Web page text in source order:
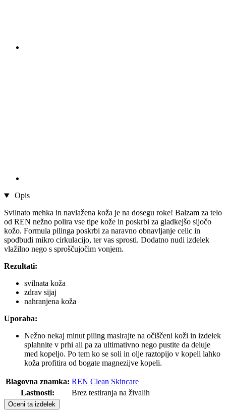
Opis
Svilnato mehka in navlažena koža je na dosegu roke! Balzam za telo
od REN nežno polira vse tipe kože in poskrbi za gladkejšo sijočo
kožo. Formula pilinga poskrbi za naravno obnavljanje celic in
spodbudi mikro cirkulacijo, ter vas sprosti. Dodatno nudi izdelek
vlažilno nego s sproščujočim vonjem.
Rezultati:
svilnata koža
zdrav sijaj
nahranjena koža
Uporaba:
Nežno nekaj minut piling masirajte na očiščeni koži in izdelek
splahnite v prhi ali pa za ultimativno nego pustite da deluje
med kopeljo. Po tem ko se soli in olje raztopijo v kopeli lahko
koža profitira od bogate magnezijve kopeli.
Blagovna znamka: REN Clean Skincare
Lastnosti:
Brez testiranja na živalih
Oceni ta izdelek